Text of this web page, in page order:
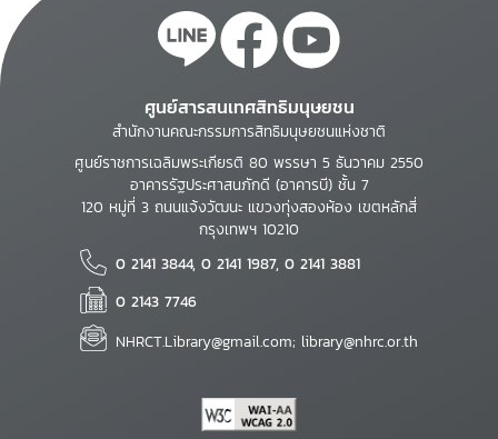
ศูนย์สารสนเทศสิทธิมนุษยชน
สำนักงานคณะกรรมการสิทธิมนุษยชนแห่งชาติ
ศูนย์ราชการเฉลิมพระเกียรติ 80 พรรษา 5 ธันวาคม 2550
อาคารรัฐประศาสนภักดี (อาคารบี) ชั้น 7
120 หมู่ที่ 3 ถนนแจ้งวัฒนะ แขวงทุ่งสองห้อง เขตหลักสี่
กรุงเทพฯ 10210
0 2141 3844, 0 2141 1987, 0 2141 3881
0 2143 7746
NHRCT.Library@gmail.com; library@nhrc.or.th